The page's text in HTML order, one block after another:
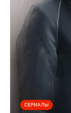
СЕРИАЛЫ